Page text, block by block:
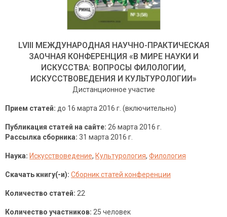
LVIII МЕЖДУНАРОДНАЯ НАУЧНО-ПРАКТИЧЕСКАЯ
ЗАОЧНАЯ КОНФЕРЕНЦИЯ «В МИРЕ НАУКИ И
ИСКУССТВА: ВОПРОСЫ ФИЛОЛОГИИ,
ИСКУССТВОВЕДЕНИЯ И КУЛЬТУРОЛОГИИ»
Дистанционное участие
Прием статей: до 16 марта 2016 г. (включительно)
Публикация статей на сайте: 26 марта 2016 г.
Рассылка сборника: 31 марта 2016 г.
Наука: Искусствоведение, Культурология, Филология
Скачать книгу(-и): Сборник статей конференции
Количество статей: 22
Количество участников: 25 человек